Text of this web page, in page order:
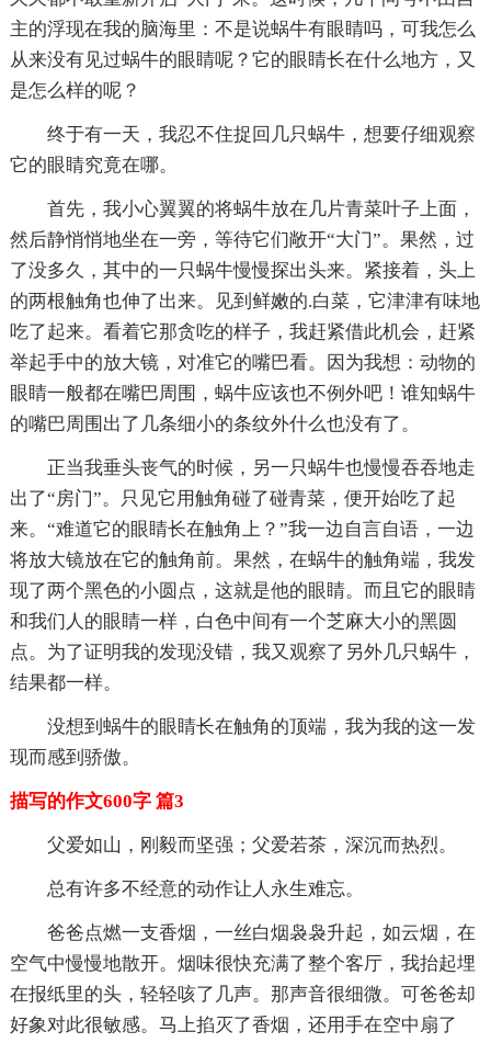
主的浮现在我的脑海里：不是说蜗牛有眼睛吗，可我怎么
从来没有见过蜗牛的眼睛呢？它的眼睛长在什么地方，又
是怎么样的呢？
终于有一天，我忍不住捉回几只蜗牛，想要仔细观察
它的眼睛究竟在哪。
首先，我小心翼翼的将蜗牛放在几片青菜叶子上面，
然后静悄悄地坐在一旁，等待它们敞开“大门”。果然，过
了没多久，其中的一只蜗牛慢慢探出头来。紧接着，头上
的两根触角也伸了出来。见到鲜嫩的.白菜，它津津有味地
吃了起来。看着它那贪吃的样子，我赶紧借此机会，赶紧
举起手中的放大镜，对准它的嘴巴看。因为我想：动物的
眼睛一般都在嘴巴周围，蜗牛应该也不例外吧！谁知蜗牛
的嘴巴周围出了几条细小的条纹外什么也没有了。
正当我垂头丧气的时候，另一只蜗牛也慢慢吞吞地走
出了“房门”。只见它用触角碰了碰青菜，便开始吃了起
来。“难道它的眼睛长在触角上？”我一边自言自语，一边
将放大镜放在它的触角前。果然，在蜗牛的触角端，我发
现了两个黑色的小圆点，这就是他的眼睛。而且它的眼睛
和我们人的眼睛一样，白色中间有一个芝麻大小的黑圆
点。为了证明我的发现没错，我又观察了另外几只蜗牛，
结果都一样。
没想到蜗牛的眼睛长在触角的顶端，我为我的这一发
现而感到骄傲。
描写的作文600字 篇3
父爱如山，刚毅而坚强；父爱若茶，深沉而热烈。
总有许多不经意的动作让人永生难忘。
爸爸点燃一支香烟，一丝白烟袅袅升起，如云烟，在
空气中慢慢地散开。烟味很快充满了整个客厅，我抬起埋
在报纸里的头，轻轻咳了几声。那声音很细微。可爸爸却
好象对此很敏感。马上掐灭了香烟，还用手在空中扇了